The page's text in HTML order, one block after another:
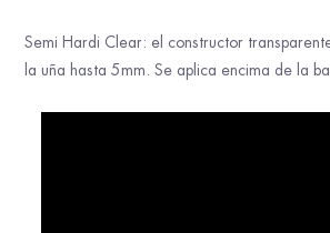
Semi Hardi Clear: el constructor
la uña hasta 5mm. Se aplica encima de la